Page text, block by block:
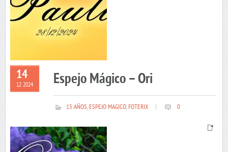
14
12 2024 Espejo Mágico – Ori
15 AÑOS,ESPEJO MAGICO,FOTERIX 0